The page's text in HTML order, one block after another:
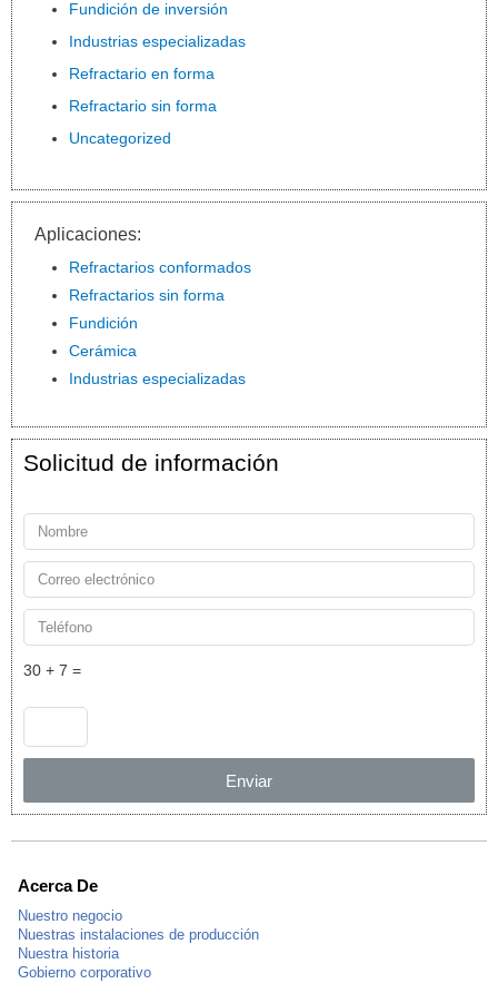
Fundición de inversión
Industrias especializadas
Refractario en forma
Refractario sin forma
Uncategorized
Aplicaciones:
Refractarios conformados
Refractarios sin forma
Fundición
Cerámica
Industrias especializadas
Solicitud de información
30 + 7 =
Enviar
Acerca De
Nuestro negocio
Nuestras instalaciones de producción
Nuestra historia
Gobierno corporativo